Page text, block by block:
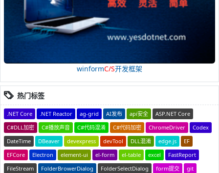
winformC/S开发框架
热门标签
.NET Core .NET Reactor ag-grid AI发布 api安全
ASP.NET Core
C#DLL加密
C#播放声音 C#代码混淆 C#代码加密 ChromeDriver
Codex
DateTime
DBeaver devexpress devTool DLL混淆 edge.js
EF
EFCore
Electron element-ui el-form el-table excel
FastReport
FileStream
FolderBrowerDialog FolderSelectDialog form提交
git